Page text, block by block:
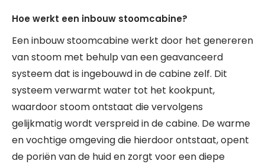
Hoe werkt een inbouw stoomcabine?
Een inbouw stoomcabine werkt door het genereren
van stoom met behulp van een geavanceerd
systeem dat is ingebouwd in de cabine zelf. Dit
systeem verwarmt water tot het kookpunt,
waardoor stoom ontstaat die vervolgens
gelijkmatig wordt verspreid in de cabine. De warme
en vochtige omgeving die hierdoor ontstaat, opent
de poriën van de huid en zorgt voor een diepe